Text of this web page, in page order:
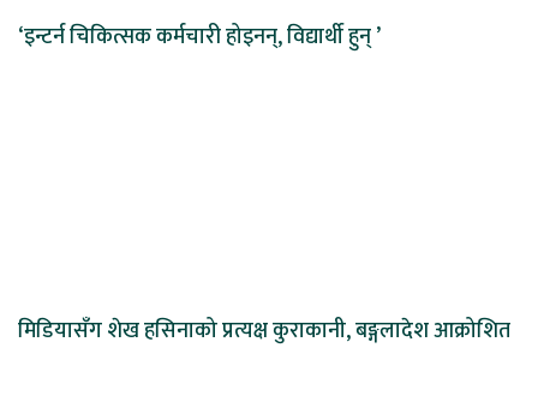
‘इन्टर्न चिकित्सक कर्मचारी होइनन्, विद्यार्थी हुन् ’
मिडियासँग शेख हसिनाको प्रत्यक्ष कुराकानी, बङ्गलादेश आक्रोशित